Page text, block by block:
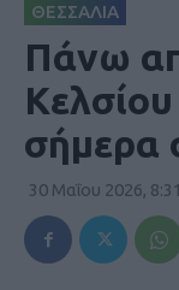
ΘΕΣΣΑΛΙΑ
Πάνω
σήμερα
30 Μαΐου 2026,